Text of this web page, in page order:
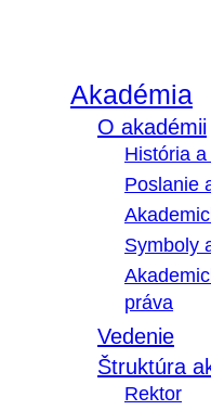
Akadémia
O akadémii
História
Poslanie
Symboly
práva
Vedenie
Štruktúra
Rektor